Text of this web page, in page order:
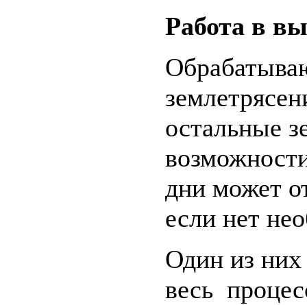
Работа в
остальные
дни может
если нет
Один из
весь